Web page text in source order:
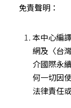
免責聲明：
本中心編
網及〈台
介國際永
何一切因
法律責任